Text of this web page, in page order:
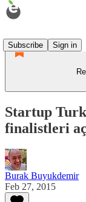
Subscribe
Sign in
Startup
finalistleri
Burak Buyukdemir
Feb 27, 2015